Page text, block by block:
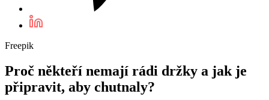
Freepik
Proč někteří nemají rádi držky a jak je
připravit, aby chutnaly?